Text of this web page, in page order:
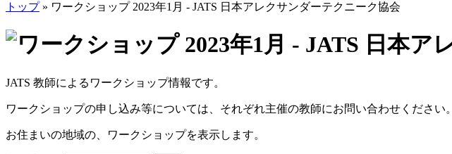
トップ» ワークショップ 2023年1月 - JATS 日本アレクサンダーテクニーク協会
JATS 教師によるワークショップ情報です。
ワークショップの申し込み等については、それぞれ主催の教師にお問い合わせください。
お住まいの地域の、ワークショップを表示します。